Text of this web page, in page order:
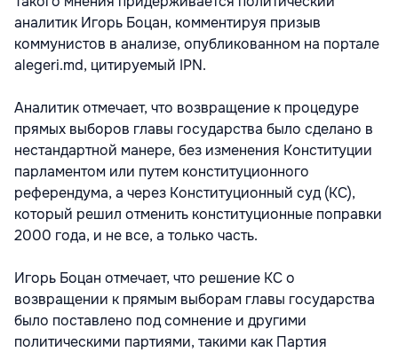
аналитик Игорь Боцан, комментируя призыв
коммунистов в анализе, опубликованном на портале
alegeri.md, цитируемый IPN.
Аналитик отмечает, что возвращение к процедуре
прямых выборов главы государства было сделано в
нестандартной манере, без изменения Конституции
парламентом или путем конституционного
референдума, а через Конституционный суд (КС),
который решил отменить конституционные поправки
2000 года, и не все, а только часть.
Игорь Боцан отмечает, что решение КС о
возвращении к прямым выборам главы государства
было поставлено под сомнение и другими
политическими партиями, такими как Партия